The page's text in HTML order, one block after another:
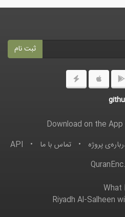
ثبت نام
پروژه • تماس با ما •
API
What
Riyadh Al-Salheen